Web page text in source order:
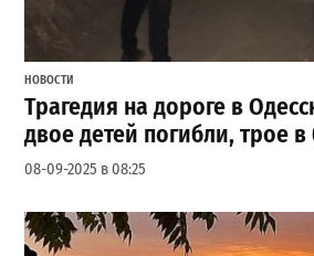
НОВОСТИ
Трагедия на дороге в
двое детей погибли, трое
08-09-2025 в 08:25